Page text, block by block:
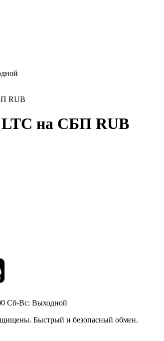
RUB
на СБП RUB
Сб-Вс: Выходной
Быстрый и безопасный обмен.